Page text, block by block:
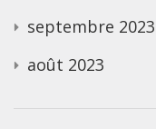
septembre 2023
août 2023